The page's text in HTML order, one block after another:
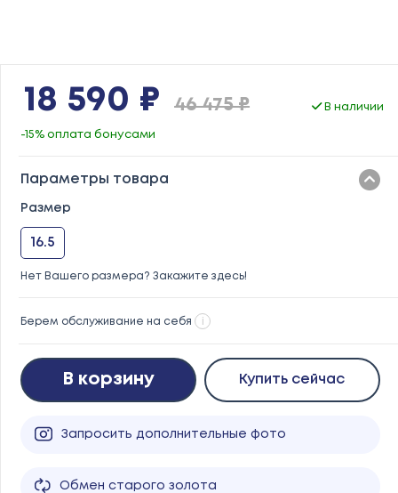
18 590 ₽ 46 475 ₽ В наличии
-15% оплата бонусами
Параметры товара
Размер
16.5
Нет Вашего размера? Закажите здесь!
Берем обслуживание на себя i
В корзину Купить сейчас
Запросить дополнительные фото
Обмен старого золота